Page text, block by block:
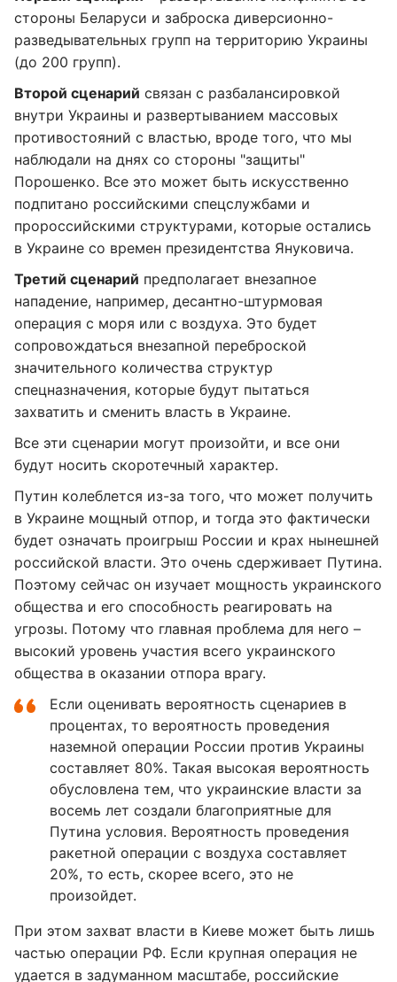
стороны Беларуси и заброска диверсионно-
разведывательных групп на территорию Украины
(до 200 групп).
Второй сценарий связан с разбалансировкой
внутри Украины и развертыванием массовых
противостояний с властью, вроде того, что мы
наблюдали на днях со стороны "защиты"
Порошенко. Все это может быть искусственно
подпитано российскими спецслужбами и
пророссийскими структурами, которые остались
в Украине со времен президентства Януковича.
Третий сценарий предполагает внезапное
нападение, например, десантно-штурмовая
операция с моря или с воздуха. Это будет
сопровождаться внезапной переброской
значительного количества структур
спецназначения, которые будут пытаться
захватить и сменить власть в Украине.
Все эти сценарии могут произойти, и все они
будут носить скоротечный характер.
Путин колеблется из-за того, что может получить
в Украине мощный отпор, и тогда это фактически
будет означать проигрыш России и крах нынешней
российской власти. Это очень сдерживает Путина.
Поэтому сейчас он изучает мощность украинского
общества и его способность реагировать на
угрозы. Потому что главная проблема для него –
высокий уровень участия всего украинского
общества в оказании отпора врагу.
Если оценивать вероятность сценариев в
процентах, то вероятность проведения
наземной операции России против Украины
составляет 80%. Такая высокая вероятность
обусловлена тем, что украинские власти за
восемь лет создали благоприятные для
Путина условия. Вероятность проведения
ракетной операции с воздуха составляет
20%, то есть, скорее всего, это не
произойдет.
При этом захват власти в Киеве может быть лишь
частью операции РФ. Если крупная операция не
удается в задуманном масштабе, российские